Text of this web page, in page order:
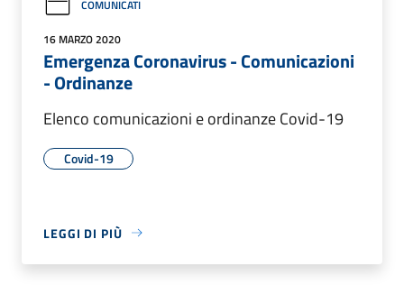
COMUNICATI
16 MARZO 2020
Emergenza Coronavirus - Comunicazioni
- Ordinanze
Elenco comunicazioni e ordinanze Covid-19
Covid-19
LEGGI DI PIÙ